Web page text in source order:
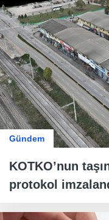
Gündem
KOTKO’nun
protokol